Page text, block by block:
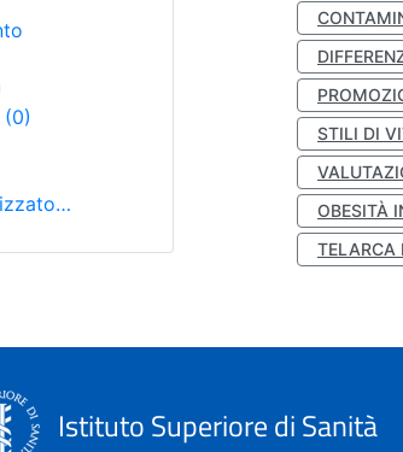
(0)
STILI DI
OBESITÀ
TELARCA
Istituto Superiore di Sanità